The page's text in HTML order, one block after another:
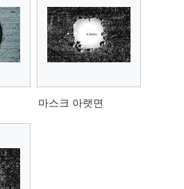
마스크 아랫면